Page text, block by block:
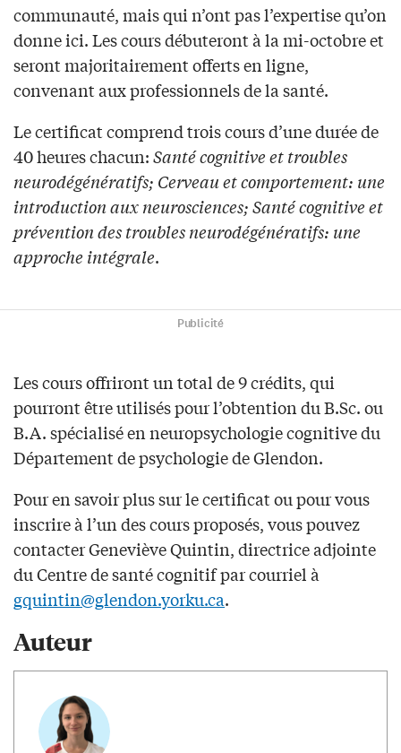
communauté, mais qui n’ont pas l’expertise qu’on
donne ici. Les cours débuteront à la mi-octobre et
seront majoritairement offerts en ligne,
convenant aux professionnels de la santé.
Le certificat comprend trois cours d’une durée de
40 heures chacun:Santé cognitive et troubles
neurodégénératifs; Cerveau et comportement: une
introduction aux neurosciences;Santé cognitive et
prévention des troubles neurodégénératifs: une
approche intégrale.
Publicité
Les cours offriront un total de 9 crédits, qui
pourront être utilisés pour l’obtention du B.Sc. ou
B.A. spécialisé en neuropsychologie cognitive du
Département de psychologie de Glendon.
Pour en savoir plus sur le certificat ou pour vous
inscrire à l’un des cours proposés, vous pouvez
contacter Geneviève Quintin, directrice adjointe
du Centre de santé cognitif par courriel à
gquintin@glendon.yorku.ca.
Auteur